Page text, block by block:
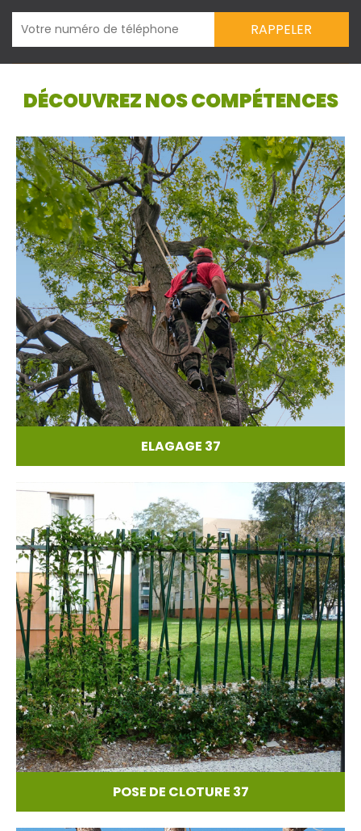
DÉCOUVREZ NOS COMPÉTENCES
ELAGAGE 37
POSE DE CLOTURE 37